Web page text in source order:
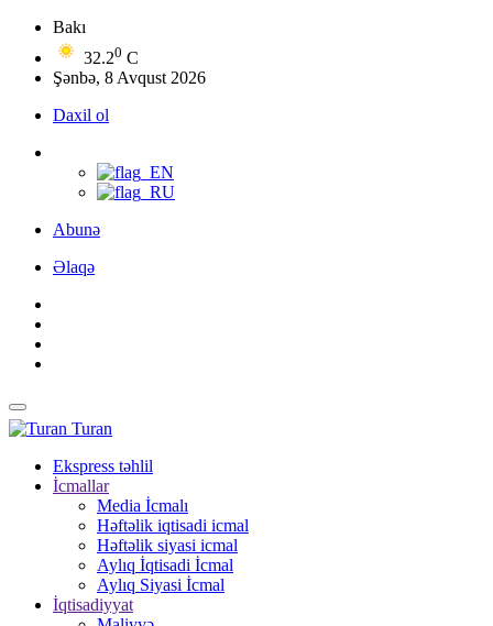
Bakı
32.20 C
Şənbə, 8 Avqust 2026
Daxil ol
Abunə
Əlaqə
Turan
Ekspress təhlil
İcmallar
Media İcmalı
Həftəlik iqtisadi icmal
Həftəlik siyasi icmal
Aylıq İqtisadi İcmal
Aylıq Siyasi İcmal
İqtisadiyyat